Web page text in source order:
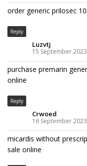
order generic prilosec
Reply
Luzvtj
15 September
purchase premarin
online
Reply
Crwoed
16 September
micardis without
sale online